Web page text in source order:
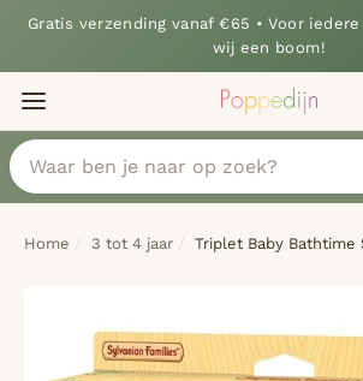
Gratis verzending vanaf €65 • Voor
wij een boom!
Home 3 tot 4 jaar Triplet Baby Bathtime